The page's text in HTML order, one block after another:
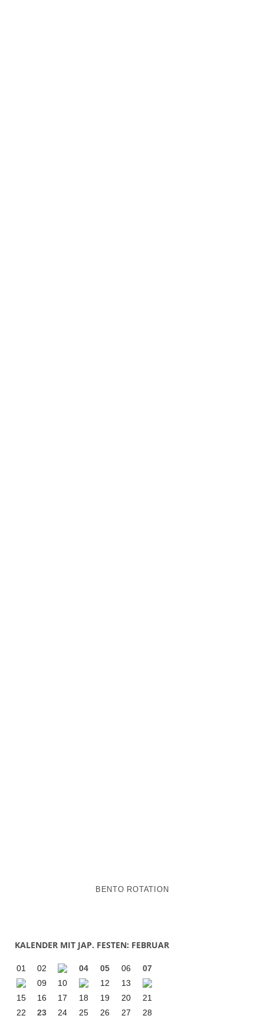
BENTO ROTATION
KALENDER MIT JAP. FESTEN: FEBRUAR
01 02 04 05 06
07
09
10 12
13
15
16 17 18 19 20
21
22
23 24 25 26 27 28